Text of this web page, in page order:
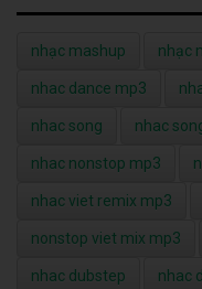
nhạc mashup nhạc
nhac dance mp3
nhac song nhac
nhac nonstop mp3
nhac viet remix mp3
nonstop viet mix mp3
nhac dubstep nhac